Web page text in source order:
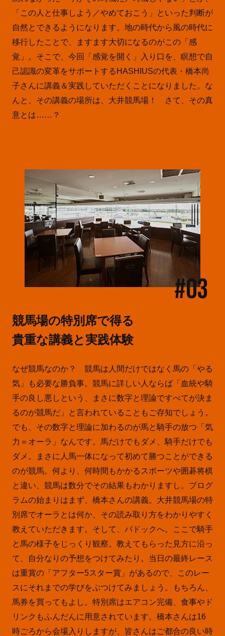
「この人と仕事しよう／やめておこう」といった判断が
自然とできるようになります。地の時代から風の時代に
移行したことで、ますます大切になるのがこの「感
覚」。そこで、今回「感覚を開く」入り口を、瞑想で自
己認識の変革をサポートするHASHIUSの代表・橋本尚
子さんに講義＆実践していただくことになりました。な
んと、その講義の場所は、大井競馬場！ さて、その真
意とは……？
#03
競馬場の特別席で得る
貴重な講義と実践体験
なぜ競馬なのか？ 競馬は人間だけではなく馬の「やる
気」も必要な勝負事。競馬に詳しい人ならば「血統や騎
手の良し悪しという、まさに数字と理論ですべてが決ま
るのが競馬だ」と言われていることもご存知でしょう。
でも、その数字と理論に加わるのが馬と騎手の放つ「気
力＝オーラ」なんです。馬だけでもダメ、騎手だけでも
ダメ。まさに人馬一体になって初めて勝つことができる
のが競馬。何より、何時間もかかるスポーツや囲碁将棋
と違い、競馬は数分でその結果もわかりますし。プログ
ラムの始まりはまず、橋本さんの講義。大井競馬場の特
別席でオーラとは何か、その読み取り方をわかりやすく
教えていただきます。そして、パドックへ。ここで騎手
と馬の様子をじっくり観察。教えてもらった見方に沿っ
て、自分なりの予想をつけてみたり。当日の最終レース
は重賞の「アフター5スター賞」があるので、このレー
スにそれまでの学びをぶつけてみましょう。もちろん、
馬券を買ってもよし。特別席はエアコン完備、食事やド
リンクもふんだんに用意されています。橋本さんは16
時ごろから会場入りしますが、皆さんはご都合の良い時